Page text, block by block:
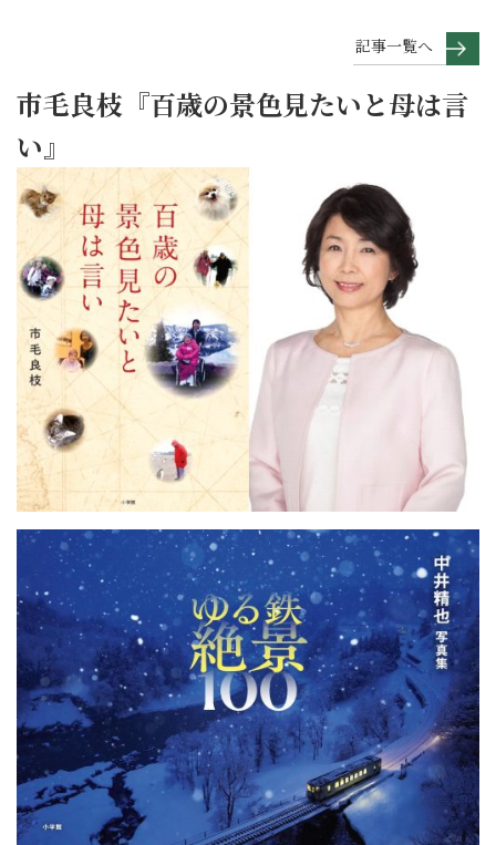
記事一覧へ
市毛良枝『百歳の景色見たいと母は言
い』